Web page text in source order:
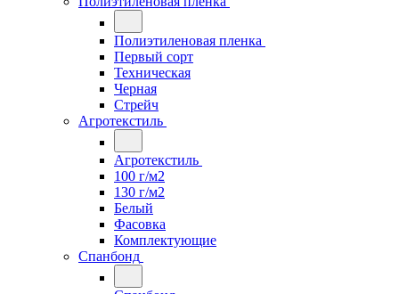
Полиэтиленовая пленка
Первый сорт
Техническая
Черная
Стрейч
Агротекстиль
Агротекстиль
100 г/м2
130 г/м2
Белый
Фасовка
Комплектующие
Спанбонд